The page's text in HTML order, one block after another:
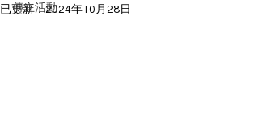
傳立活動
已更新：2024年10月28日